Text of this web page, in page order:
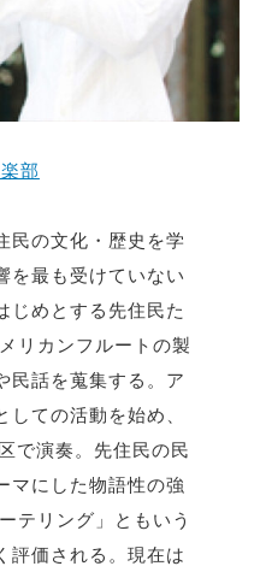
部
民の文化・歴史を学
を最も受けていない
じめとする先住民た
リカンフルートの製
民話を蒐集する。ア
しての活動を始め、
で演奏。先住民の民
マにした物語性の強
テリング」ともいう
評価される。現在は